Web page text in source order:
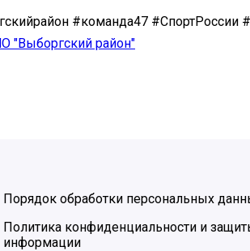
#команда47 #СпортРоссии
"Выборгский район"
Порядок обработки персональных
Политика конфиденциальности и
информации